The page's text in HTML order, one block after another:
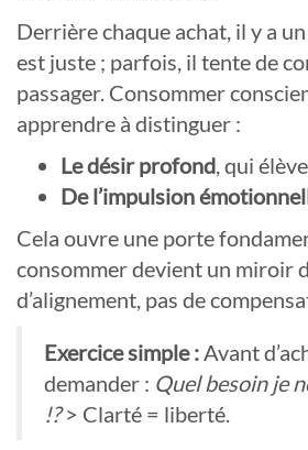
Derrière chaque achat, il y a
est juste ; parfois, il tente de
passager. Consommer
apprendre à distinguer :
Le désir profond, qui élève
De l’impulsion
Cela ouvre une porte
consommer devient un miroir
d’alignement, pas de
Exercice simple :Avant
demander : Quel besoin je
!?> Clarté = liberté.